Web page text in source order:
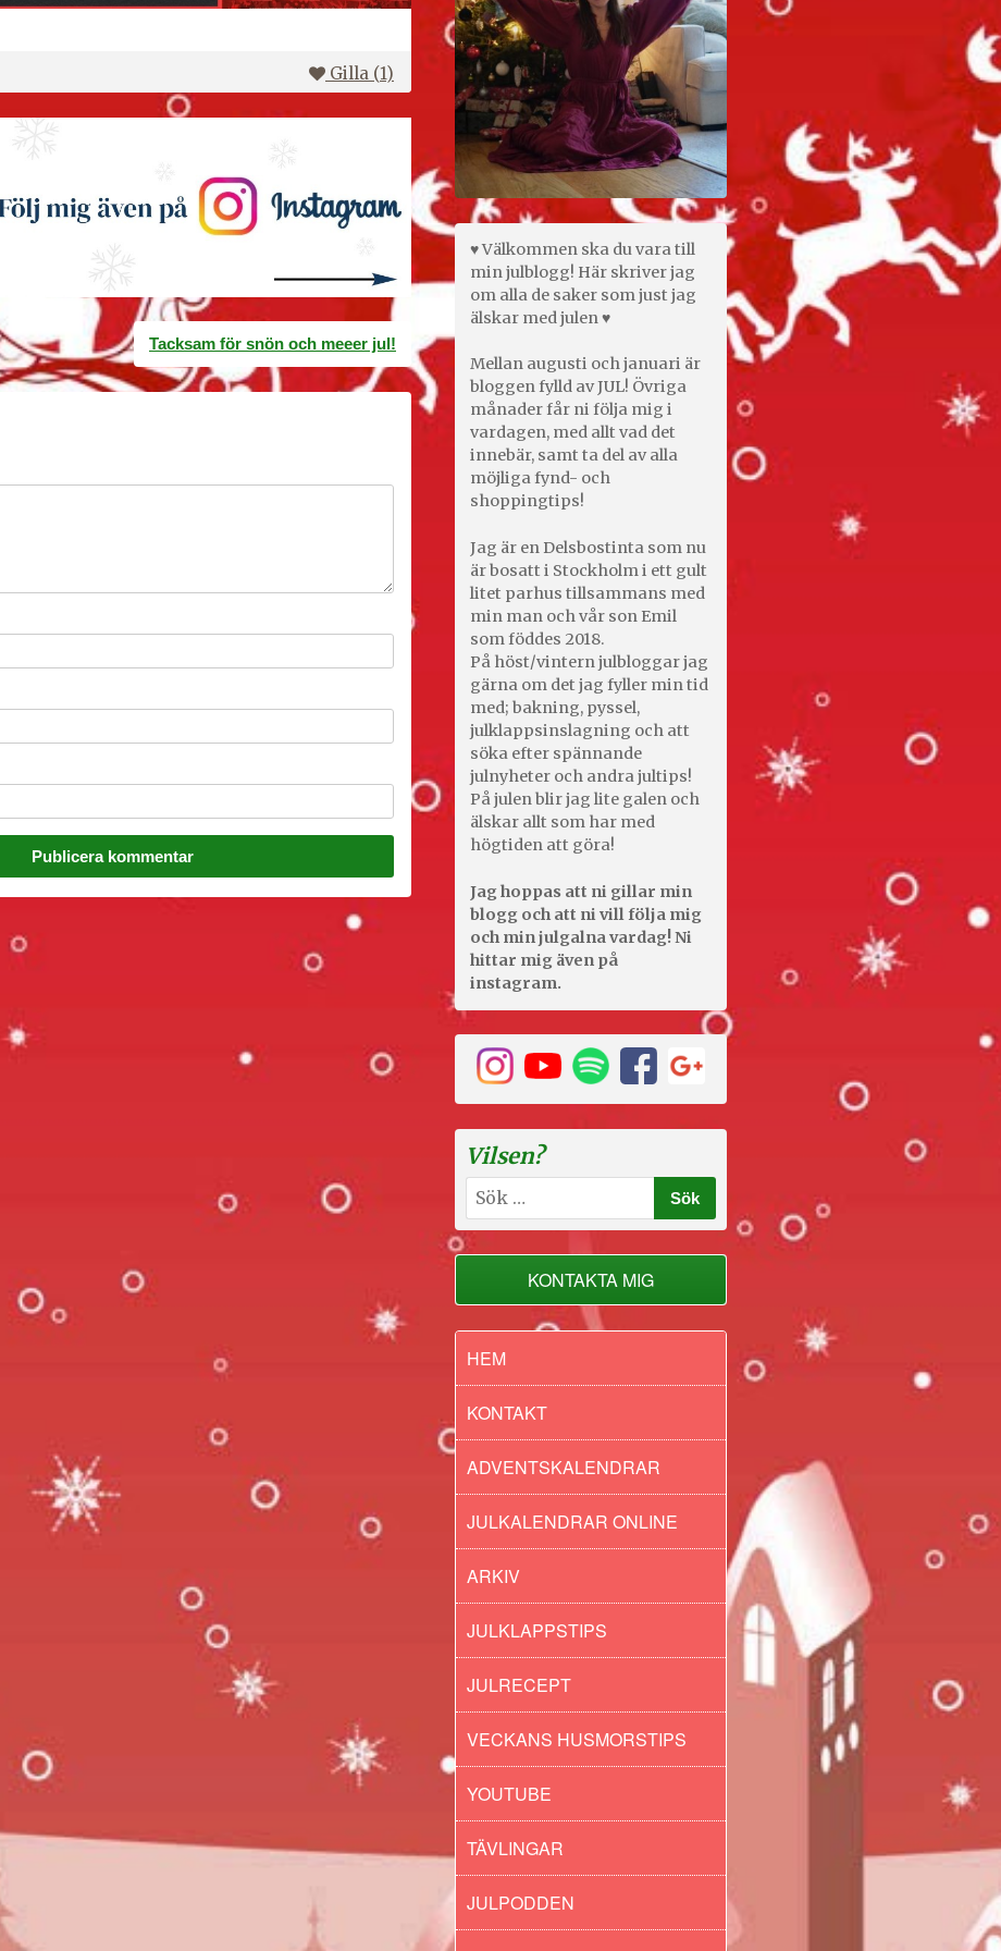
Gilla (1)
Tacksam för snön och meeer jul!
♥ Välkommen ska du vara till
min julblogg! Här skriver jag
om alla de saker som just jag
älskar med julen ♥
Mellan augusti och januari är
bloggen fylld av JUL! Övriga
månader får ni följa mig i
vardagen, med allt vad det
innebär, samt ta del av alla
möjliga fynd- och
shoppingtips!
Jag är en Delsbostinta som nu
är bosatt i Stockholm i ett gult
litet parhus tillsammans med
min man och vår son Emil
som föddes 2018.
På höst/vintern julbloggar jag
gärna om det jag fyller min tid
med; bakning, pyssel,
julklappsinslagning och att
söka efter spännande
julnyheter och andra jultips!
På julen blir jag lite galen och
älskar allt som har med
högtiden att göra!
Jag hoppas att ni gillar min
blogg och att ni vill följa mig
och min julgalna vardag! Ni
hittar mig även på
instagram.
Vilsen?
Sök
efter:
KONTAKTA MIG
HEM
KONTAKT
ADVENTSKALENDRAR
JULKALENDRAR ONLINE
ARKIV
JULKLAPPSTIPS
JULRECEPT
VECKANS HUSMORSTIPS
YOUTUBE
TÄVLINGAR
JULPODDEN